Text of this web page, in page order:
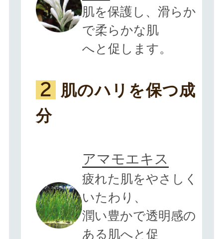
肌を保護し、滑らか
で柔らかな肌
へと促します。
2
肌のハリを保つ成
分
アマモエキス
疲れた肌をやさしく
いたわり、
潤い豊かで透明感の
ある肌へと促